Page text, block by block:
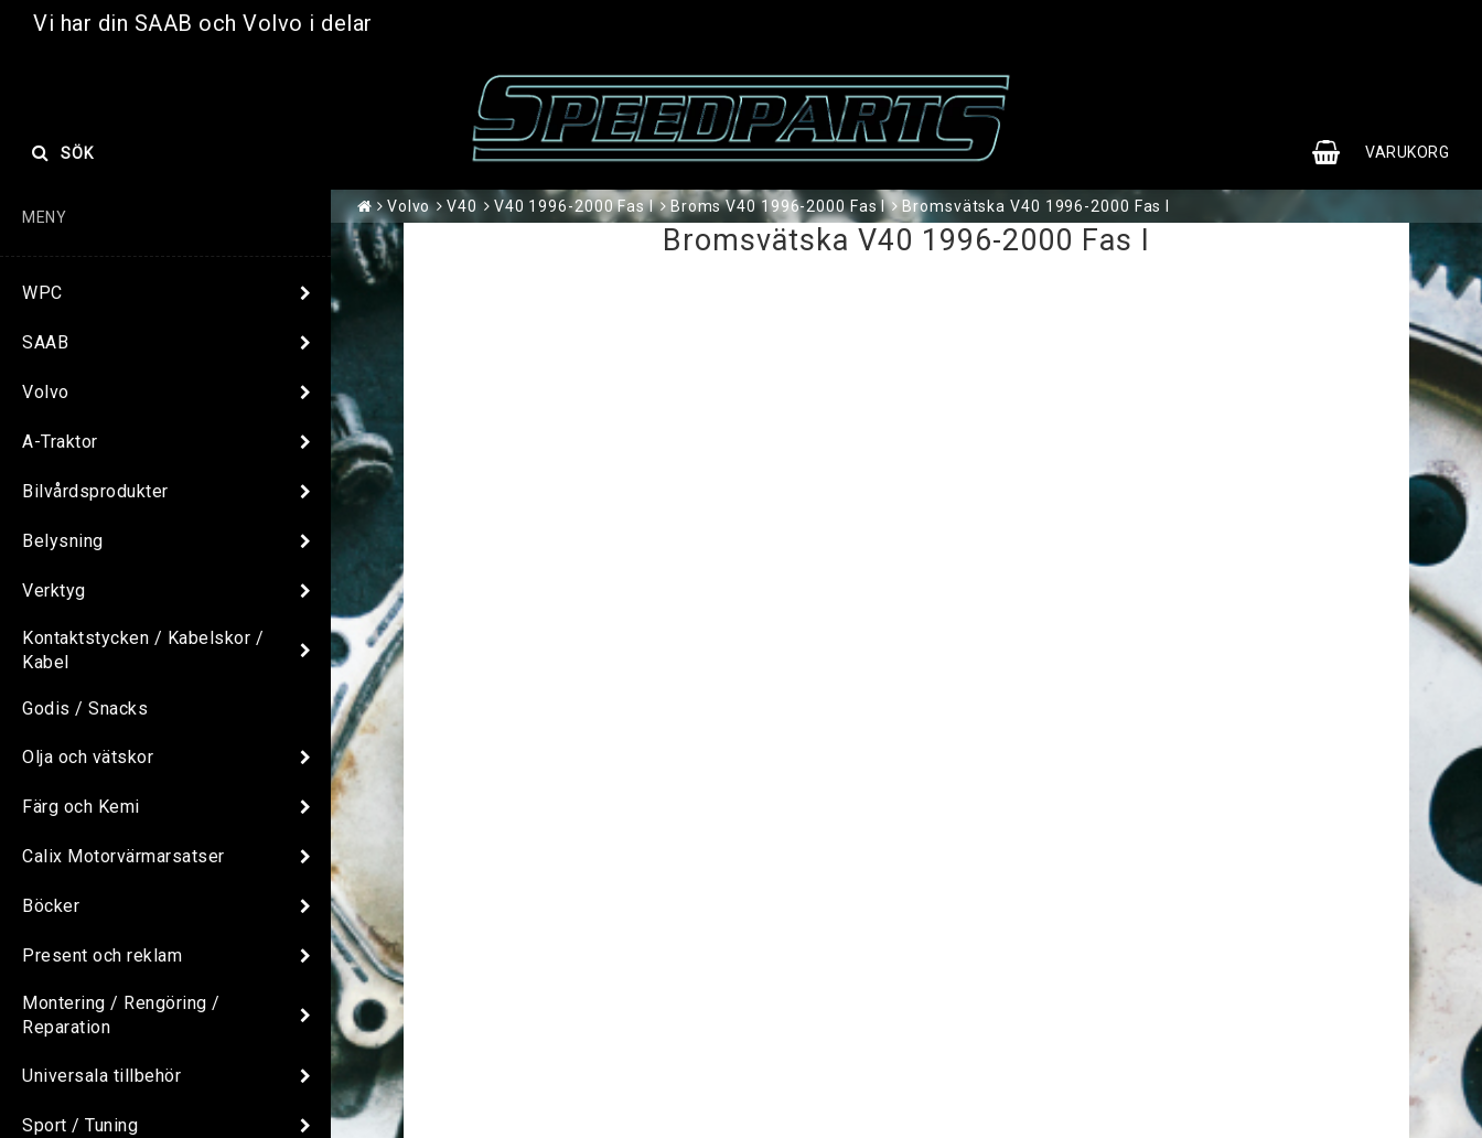
Vi har din SAAB och Volvo i delar
VARUKORG
SÖK
MENY
WPC
SAAB
Volvo
A-Traktor
Bilvårdsprodukter
Belysning
Verktyg
Kontaktstycken / Kabelskor /
Kabel
Godis / Snacks
Olja och vätskor
Färg och Kemi
Calix Motorvärmarsatser
Böcker
Present och reklam
Montering / Rengöring /
Reparation
Universala tillbehör
Sport / Tuning
Volvo V40 V40 1996-2000 Fas I Broms V40 1996-2000 Fas I Bromsvätska V40 1996-2000 Fas I
Bromsvätska V40 1996-2000 Fas I